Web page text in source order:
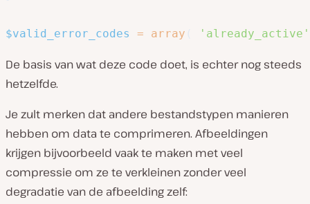
$valid_error_codes = array 'already_active'
De basis van wat deze code doet, is echter nog steeds
hetzelfde.
Je zult merken dat andere bestandstypen manieren
hebben om data te comprimeren. Afbeeldingen
krijgen bijvoorbeeld vaak te maken met veel
compressie om ze te verkleinen zonder veel
degradatie van de afbeelding zelf: